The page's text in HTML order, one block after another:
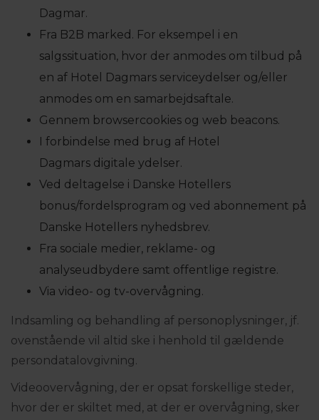
Dagmar.
Fra B2B marked. For eksempel i en
salgssituation, hvor der anmodes om tilbud på
en af Hotel Dagmars serviceydelser og/eller
anmodes om en samarbejdsaftale.
Gennem browsercookies og web beacons.
I forbindelse med brug af Hotel
Dagmars digitale ydelser.
Ved deltagelse i Danske Hotellers
bonus/fordelsprogram og ved abonnement på
Danske Hotellers nyhedsbrev.
Fra sociale medier, reklame- og
analyseudbydere samt offentlige registre.
Via video- og tv-overvågning.
Indsamling og behandling af personoplysninger, jf.
ovenstående vil altid ske i henhold til gældende
persondatalovgivning.
Videoovervågning, der er opsat forskellige steder,
hvor der er skiltet med, at der er overvågning, sker